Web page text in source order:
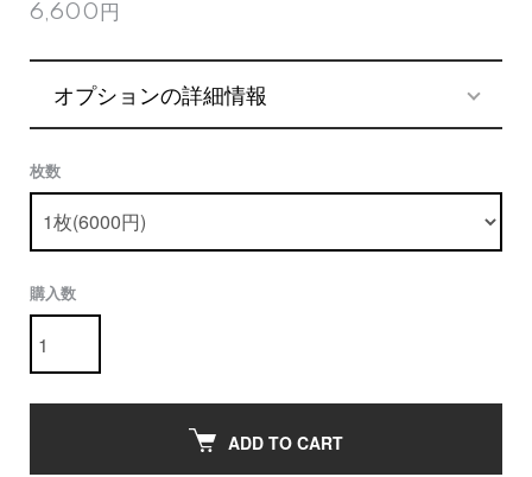
6,600円
オプションの詳細情報
枚数
購入数
ADD TO CART